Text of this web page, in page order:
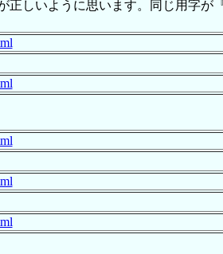
しいように思います。同じ用字が